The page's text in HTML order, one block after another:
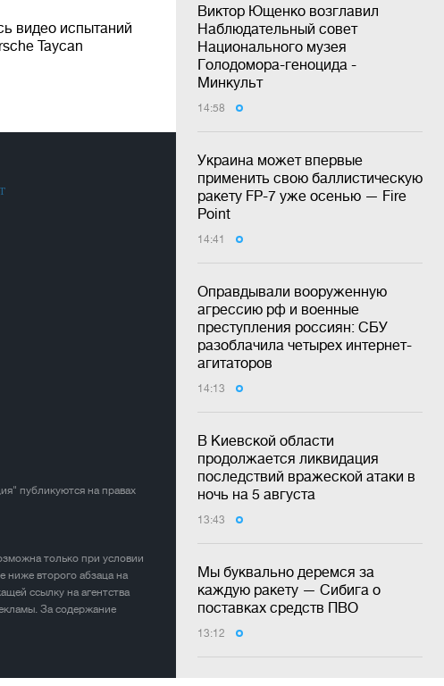
Виктор Ющенко возглавил
Наблюдательный совет
Национального музея
Голодомора-геноцида -
Минкульт
14:58
Украина может впервые
применить свою баллистическую
ракету FP-7 уже осенью — Fire
Point
14:41
Оправдывали вооруженную
агрессию рф и военные
преступления россиян: СБУ
разоблачила четырех интернет-
агитаторов
14:13
В Киевской области
продолжается ликвидация
последствий вражеской атаки в
ночь на 5 августа
13:43
Мы буквально деремся за
каждую ракету — Сибига о
поставках средств ПВО
13:12
видео испытаний
Taycan
публикуются на правах
только при условии
ниже второго абзаца на
ссылку на агентства
За содержание